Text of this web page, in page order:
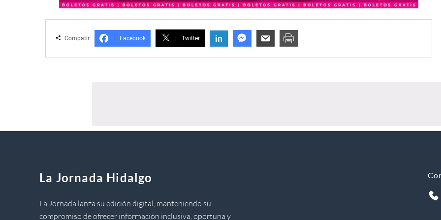
Compatir Facebook Twitter in
La Jornada Hidalgo
La Jornada lanza su edición digital, manteniendo su
compromiso de ofrecer información inclusiva, oportuna y